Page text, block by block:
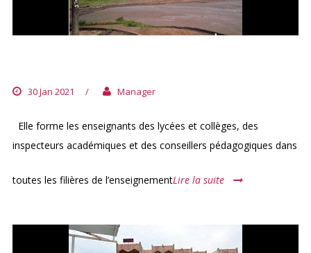
30 Jan 2021 / Manager
Elle forme les enseignants des lycées et collèges, des
inspecteurs académiques et des conseillers pédagogiques dans
toutes les filières de l’enseignementLire la suite